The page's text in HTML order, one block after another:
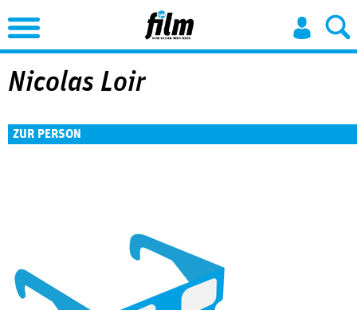
Jump to Navigation
Nicolas Loir
ZUR PERSON